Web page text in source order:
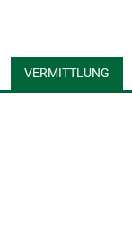
VERMITTLUNG